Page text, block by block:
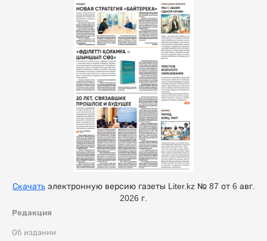
Редакция
Об издании
Скачатьэлектронную версию газеты Liter.kz № 87 от 6 авг.
2026 г.